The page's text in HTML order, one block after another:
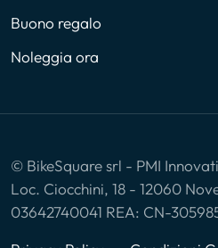
Buono regalo
Noleggia ora
© BikeSquare srl - PMI
Loc. Ciocchini, 18 - 12060
03642740041 REA: CN-